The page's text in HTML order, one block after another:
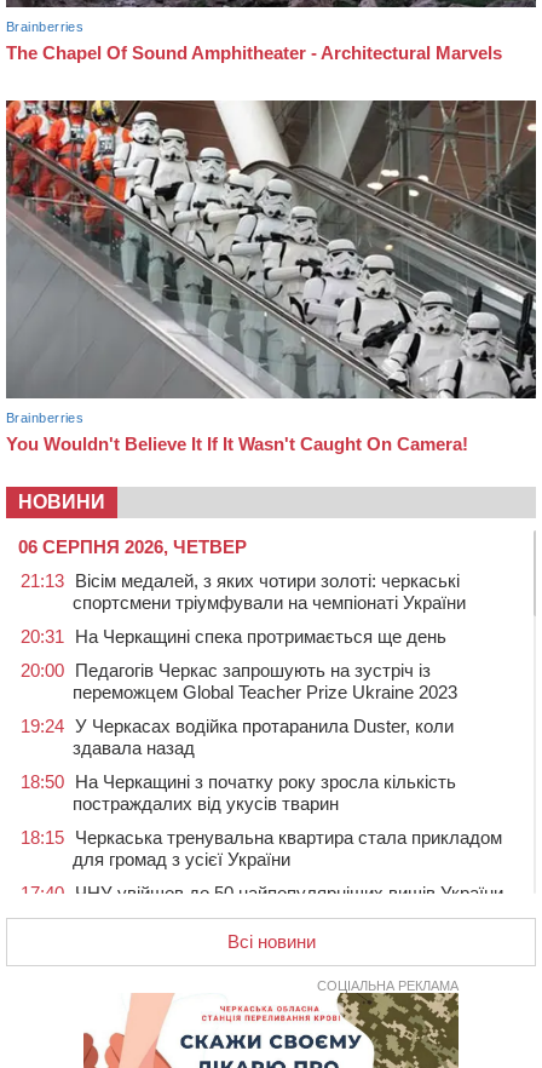
НОВИНИ
06 СЕРПНЯ 2026, ЧЕТВЕР
21:13 Вісім медалей, з яких чотири золоті: черкаські
спортсмени тріумфували на чемпіонаті України
20:31
На Черкащині спека протримається ще день
20:00 Педагогів Черкас запрошують на зустріч із
переможцем Global Teacher Prize Ukraine 2023
19:24 У Черкасах водійка протаранила Duster, коли
здавала назад
18:50 На Черкащині з початку року зросла кількість
постраждалих від укусів тварин
18:15 Черкаська тренувальна квартира стала прикладом
для громад з усієї України
17:40 ЧНУ увійшов до 50 найпопулярніших вишів України
серед вступників
На Хімселищі у Черкасах облаштували новий
контейнерний майданчик
Без розтину грудної клітки: у Черкасах 75-річній
пацієнтці замінили аортальний клапан
У Черкаському онкоцентрі встановили сонячну
Всі новини
СОЦІАЛЬНА РЕКЛАМА